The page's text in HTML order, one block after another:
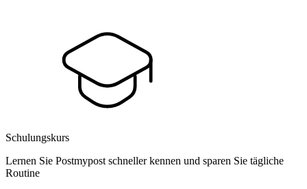
Schulungskurs
Lernen Sie Postmypost schneller kennen und sparen Sie tägliche
Routine